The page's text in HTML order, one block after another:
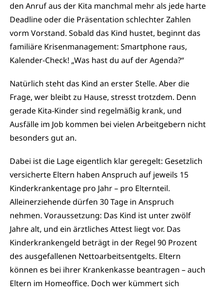
den Anruf aus der Kita manchmal mehr als jede harte
Deadline oder die Präsentation schlechter Zahlen
vorm Vorstand. Sobald das Kind hustet, beginnt das
familiäre Krisenmanagement: Smartphone raus,
Kalender-Check! „Was hast du auf der Agenda?“
Natürlich steht das Kind an erster Stelle. Aber die
Frage, wer bleibt zu Hause, stresst trotzdem. Denn
gerade Kita-Kinder sind regelmäßig krank, und
Ausfälle im Job kommen bei vielen Arbeitgebern nicht
besonders gut an.
Dabei ist die Lage eigentlich klar geregelt: Gesetzlich
versicherte Eltern haben Anspruch auf jeweils 15
Kinderkrankentage pro Jahr – pro Elternteil.
Alleinerziehende dürfen 30 Tage in Anspruch
nehmen. Voraussetzung: Das Kind ist unter zwölf
Jahre alt, und ein ärztliches Attest liegt vor. Das
Kinderkrankengeld beträgt in der Regel 90 Prozent
des ausgefallenen Nettoarbeitsentgelts. Eltern
können es bei ihrer Krankenkasse beantragen – auch
Eltern im Homeoffice. Doch wer kümmert sich